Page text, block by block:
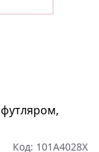
Код: 101A4028X